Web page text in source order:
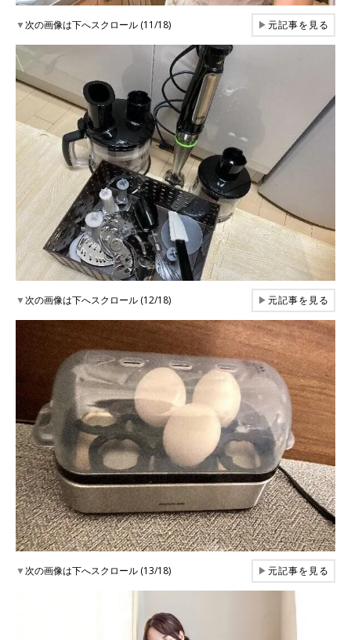
▼次の画像は下へスクロール (11/18) ▶元記事を見る
▼次の画像は下へスクロール (12/18) ▶元記事を見る
▼次の画像は下へスクロール (13/18) ▶元記事を見る